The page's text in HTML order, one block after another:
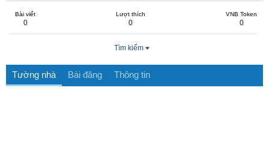
Bài viết
0
Lượt thích
0
VNB Token
0
Tìm kiếm
Tường nhà Bài đăng Thông tin